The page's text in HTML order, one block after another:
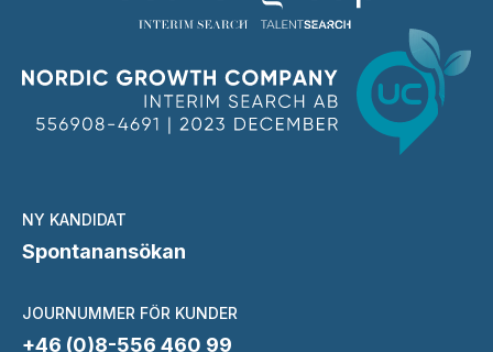
NY KANDIDAT
Spontanansökan
JOURNUMMER FÖR KUNDER
+46 (0)8-556 460 99